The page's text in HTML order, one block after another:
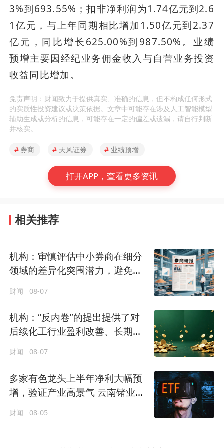
3%到693.55%；扣非净利润为1.74亿元到2.6
1亿元，与上年同期相比增加1.50亿元到2.37
亿元，同比增长625.00%到987.50%。业绩
预增主要因经纪业务佣金收入与自营业务投资
收益同比增加。
免责声明：财闻致力于提供真实、准确的信息，但不构成任何形式
的实质性投资建议或决策依据。文章中可能存在涉及人工智能模型
辅助生成或分析的信息，可能存在一定的偏差或遗漏，请自行判断
并核实。
# 券商 # 天风证券 # 业绩预增
打开APP，查看更多资讯
相关推荐
机构：审慎评估中小券商在细分
领域的差异化突围潜力，避免对
财闻 08-07
机构：“反内卷”的提出提供了对
后续化工行业盈利改善、长期走
财闻 08-07
多家有色龙头上半年净利大幅预
增，验证产业高景气 云南锗业涨
财闻 08-05